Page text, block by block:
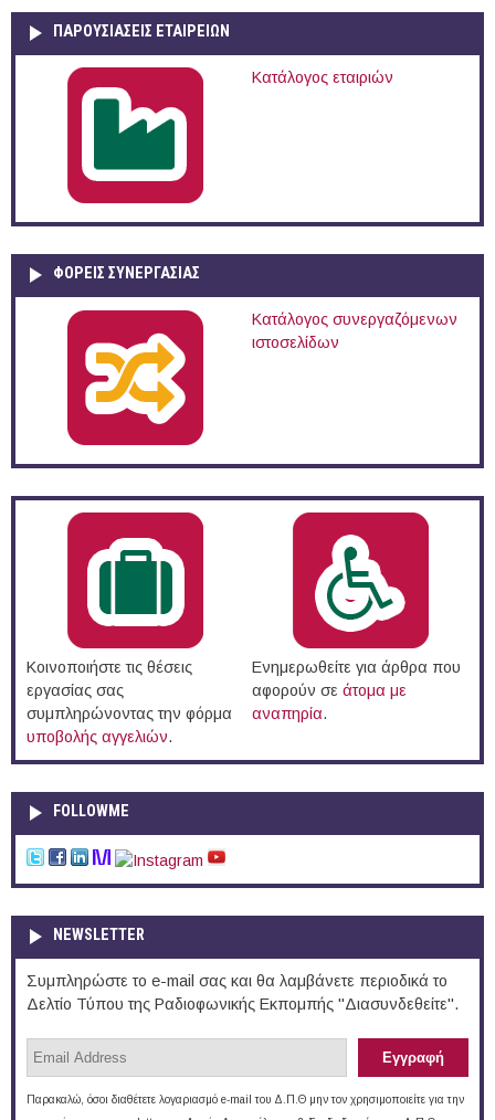
ΠΑΡΟΥΣΙΆΣΕΙΣ ΕΤΑΙΡΕΙΏΝ
Κατάλογος εταιριών
ΦΟΡΕΙΣ ΣΥΝΕΡΓΑΣΙΑΣ
Κατάλογος συνεργαζόμενων
ιστοσελίδων
Κοινοποιήστε τις θέσεις
εργασίας σας
συμπληρώνοντας την φόρμα
υποβολής αγγελιών.
Ενημερωθείτε για άρθρα που
αφορούν σε άτομα με
αναπηρία.
FOLLOWME
NEWSLETTER
Συμπληρώστε το e-mail σας και θα λαμβάνετε περιοδικά το
Δελτίο Τύπου της Ραδιοφωνικής Εκπομπής "Διασυνδεθείτε".
Παρακαλώ, όσοι διαθέτετε λογαριασμό e-mail του Δ.Π.Θ μην τον χρησιμοποιείτε για την